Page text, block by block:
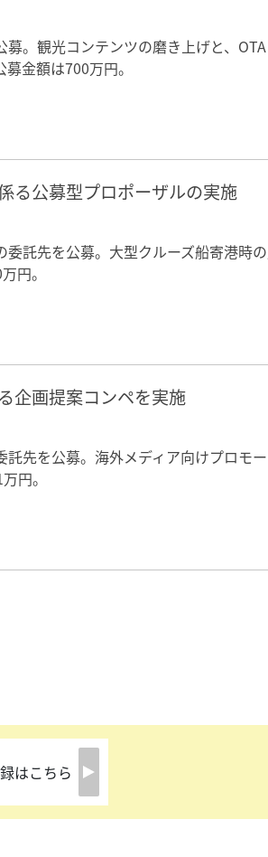
。観光コンテンツの磨き上げと、OTA
金額は700万円。
る公募型プロポーザルの実施
託先を公募。大型クルーズ船寄港時
円。
企画提案コンペを実施
先を公募。海外メディア向けプロモ
円。
はこちら